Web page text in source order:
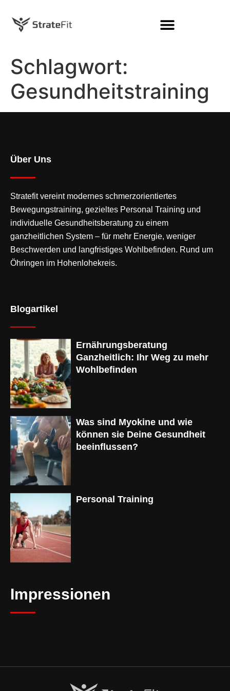
Schlagwort:
Gesundheitstraining
Über Uns
Stratefit vereint modernes schmerzorientiertes
Bewegungstraining, gezieltes Personal Training und
individuelle Gesundheitsberatung zu einem
ganzheitlichen System – für mehr Energie, weniger
Beschwerden und langfristiges Wohlbefinden. Rund um
Öhringen im Hohenlohekreis.
Blogartikel
Ernährungsberatung
Ganzheitlich: Ihr Weg zu mehr
Wohlbefinden
Was sind Myokine und wie
können sie Deine Gesundheit
beeinflussen?
Personal Training
Impressionen